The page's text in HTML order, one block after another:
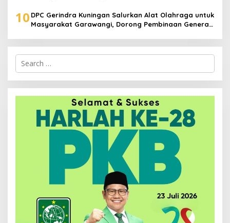
10 DPC Gerindra Kuningan Salurkan Alat Olahraga untuk
Masyarakat Garawangi, Dorong Pembinaan Generasi
Search
for: